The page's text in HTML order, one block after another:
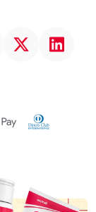
Linkedin
Pay
Diners Club